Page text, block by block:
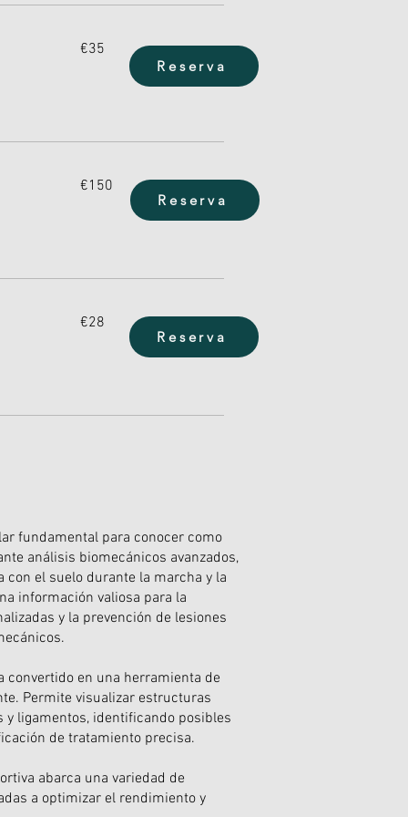
euros
€35
euros
€150
euros
€28
Reserva
Reserva
Reserva
fundamental para conocer como
análisis biomecánicos avanzados,
con el suelo durante la marcha y la
información valiosa para la
y la prevención de lesiones
convertido en una herramienta de
Permite visualizar estructuras
y ligamentos, identificando posibles
de tratamiento precisa.
abarca una variedad de
a optimizar el rendimiento y